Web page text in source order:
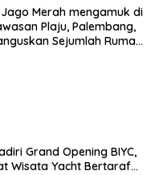
Jago Merah mengamuk di
Plaju, Palembang,
Sejumlah Rumah
Grand Opening BIYC,
Wisata Yacht Bertaraf